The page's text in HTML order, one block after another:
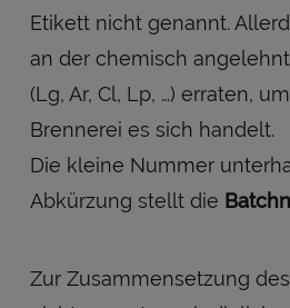
Etikett nicht genannt.
an der chemisch
(Lg, Ar, Cl, Lp, …) erraten,
Brennerei es sich handelt.
Die kleine Nummer
Abkürzung stellt die
Zur Zusammensetzung